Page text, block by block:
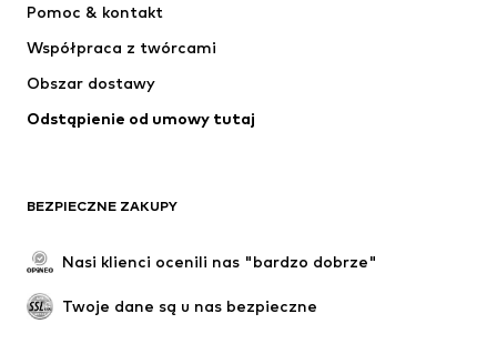
NAME IT
Pomoc & kontakt
Współpraca z twórcami
Obszar dostawy
Odstąpienie od umowy tutaj
BEZPIECZNE ZAKUPY
Nasi klienci ocenili nas "bardzo dobrze"
Twoje dane są u nas bezpieczne